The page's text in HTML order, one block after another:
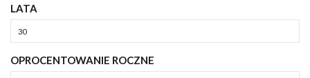
LATA
OPROCENTOWANIE ROCZNE